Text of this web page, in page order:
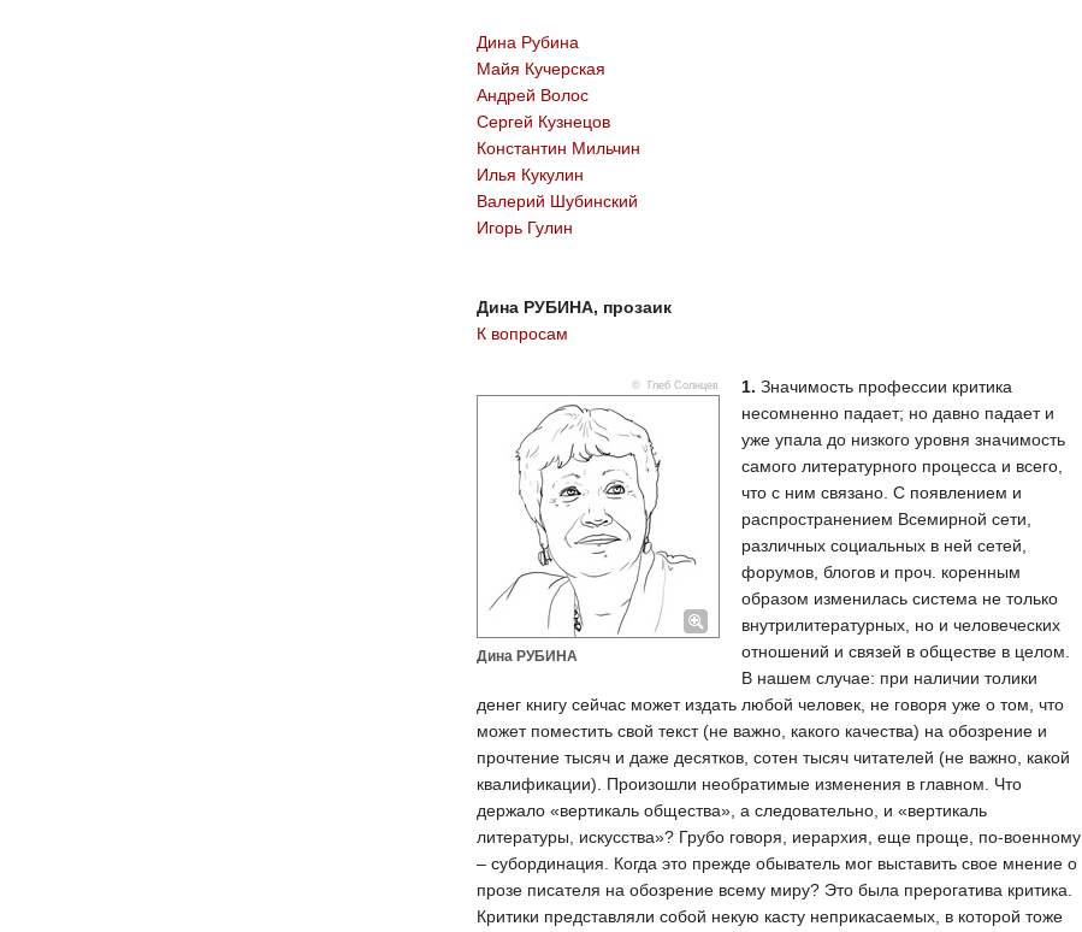
Дина Рубина
Майя Кучерская
Андрей Волос
Сергей Кузнецов
Константин Мильчин
Илья Кукулин
Валерий Шубинский
Игорь Гулин
Дина РУБИНА, прозаик
К вопросам
© Глеб Солнцев
Дина РУБИНА
1. Значимость профессии критика
несомненно падает; но давно падает и
уже упала до низкого уровня значимость
самого литературного процесса и всего,
что с ним связано. С появлением и
распространением Всемирной сети,
различных социальных в ней сетей,
форумов, блогов и проч. коренным
образом изменилась система не только
внутрилитературных, но и человеческих
отношений и связей в обществе в целом.
В нашем случае: при наличии толики
денег книгу сейчас может издать любой человек, не говоря уже о том, что
может поместить свой текст (не важно, какого качества) на обозрение и
прочтение тысяч и даже десятков, сотен тысяч читателей (не важно, какой
квалификации). Произошли необратимые изменения в главном. Что
держало «вертикаль общества», а следовательно, и «вертикаль
литературы, искусства»? Грубо говоря, иерархия, еще проще, по-военному
– субординация. Когда это прежде обыватель мог выставить свое мнение о
прозе писателя на обозрение всему миру? Это была прерогатива критика.
Критики представляли собой некую касту неприкасаемых, в которой тоже